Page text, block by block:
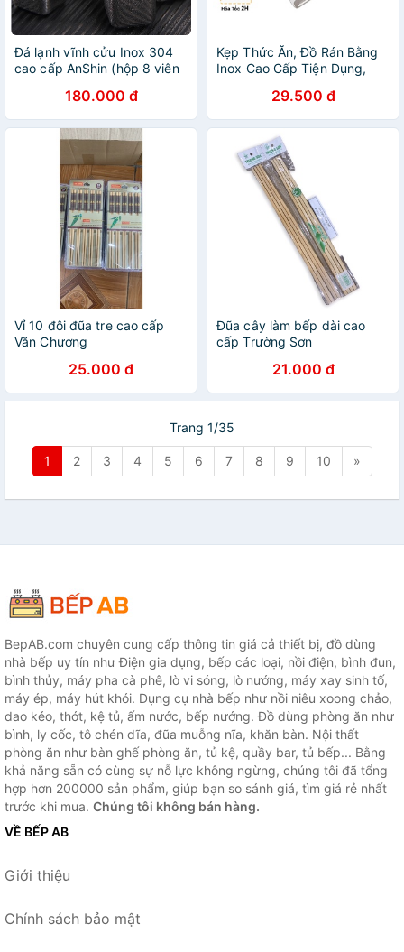
Đá lạnh vĩnh cửu Inox 304
cao cấp AnShin (hộp 8 viên
180.000 đ
Kẹp Thức Ăn, Đồ Rán Bằng
Inox Cao Cấp Tiện Dụng,
Không Han Gỉ, Chịu Nhiệt
Cao
29.500 đ
Vỉ 10 đôi đũa tre cao cấp
Văn Chương
25.000 đ
Đũa cây làm bếp dài cao
cấp Trường Sơn
21.000 đ
Trang 1/35
1 2 3 4 5 6 7 8 9 10 »
BepAB.com chuyên cung cấp thông tin giá cả thiết bị, đồ dùng
nhà bếp uy tín như Điện gia dụng, bếp các loại, nồi điện, bình đun,
bình thủy, máy pha cà phê, lò vi sóng, lò nướng, máy xay sinh tố,
máy ép, máy hút khói. Dụng cụ nhà bếp như nồi niêu xoong chảo,
dao kéo, thớt, kệ tủ, ấm nước, bếp nướng. Đồ dùng phòng ăn như
bình, ly cốc, tô chén dĩa, đũa muỗng nĩa, khăn bàn. Nội thất
phòng ăn như bàn ghế phòng ăn, tủ kệ, quầy bar, tủ bếp... Bằng
khả năng sẵn có cùng sự nỗ lực không ngừng, chúng tôi đã tổng
hợp hơn 200000 sản phẩm, giúp bạn so sánh giá, tìm giá rẻ nhất
trước khi mua. Chúng tôi không bán hàng.
VỀ BẾP AB
Giới thiệu
Chính sách bảo mật